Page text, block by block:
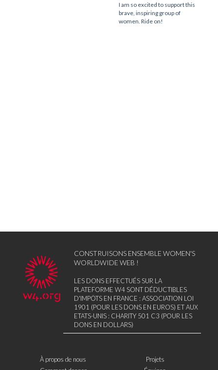
I am so excited to support this
brave, inspiring group of
women. Ride on!
CONSTRUISONS ENSEMBLE WOMEN'S
WORLDWIDE WEB !
LES DONS EFFECTUÉS SUR LA
PLATEFORME W4 SONT DÉDUCTIBLES
D'IMPÔTS EN FRANCE : ASSOCIATION LOI
1901 (POUR LES DONS EN EUROS) ET AUX
ETATS-UNIS : CHARITY 501 C3 (POUR LES
DONS EN DOLLARS)
À propos de nous
Projets